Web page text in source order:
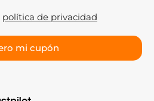
política de privacidad